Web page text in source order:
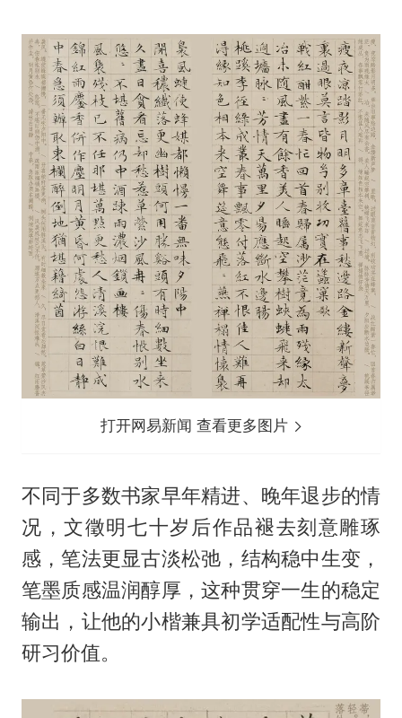
打开网易新闻 查看更多图片
不同于多数书家早年精进、晚年退步的情
况，文徵明七十岁后作品褪去刻意雕琢
感，笔法更显古淡松弛，结构稳中生变，
笔墨质感温润醇厚，这种贯穿一生的稳定
输出，让他的小楷兼具初学适配性与高阶
研习价值。